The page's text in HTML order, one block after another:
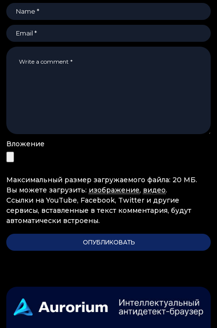
Вложение
Максимальный размер загружаемого файла: 20 МБ.
Вы можете загрузить: изображение, видео.
Ссылки на YouTube, Facebook, Twitter и другие
сервисы, вставленные в текст комментария, будут
автоматически встроены.